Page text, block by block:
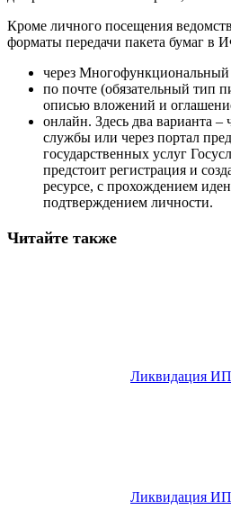
Кроме личного посещения
форматы передачи пакета бумаг в
через Многофункциональный
по почте (обязательный тип
описью вложений и
онлайн. Здесь два варианта –
службы или через портал
государственных услуг
предстоит регистрация и
ресурсе, с прохождением
подтверждением личности.
Читайте также
Ликвидация
Ликвидация